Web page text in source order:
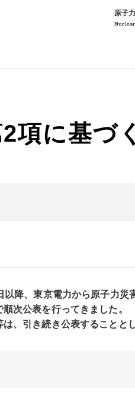
原子
項に基づ
降、東京電力から原子力災
次公表を行ってきました。
、引き続き公表することとし